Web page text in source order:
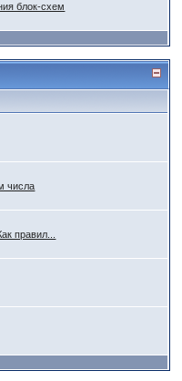
блок-схем
числа
правил...